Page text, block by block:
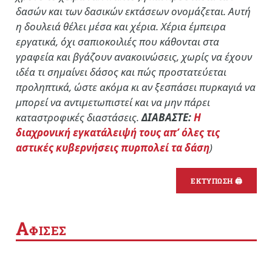
δασών και των δασικών εκτάσεων ονομάζεται. Αυτή
η δουλειά θέλει μέσα και χέρια. Χέρια έμπειρα
εργατικά, όχι σαπιοκοιλιές που κάθονται στα
γραφεία και βγάζουν ανακοινώσεις, χωρίς να έχουν
ιδέα τι σημαίνει δάσος και πώς προστατεύεται
προληπτικά, ώστε ακόμα κι αν ξεσπάσει πυρκαγιά να
μπορεί να αντιμετωπιστεί και να μην πάρει
καταστροφικές διαστάσεις.ΔΙΑΒΑΣΤΕ:Η
διαχρονική εγκατάλειψή τους απ’ όλες τις
αστικές κυβερνήσεις πυρπολεί τα δάση)
ΕΚΤΥΠΩΣΗ 🖨
ΑΦΙΣΕΣ